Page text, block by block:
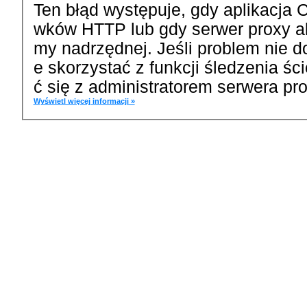
Ten błąd występuje, gdy aplikacja
wków HTTP lub gdy serwer proxy
my nadrzędnej. Jeśli problem nie
e skorzystać z funkcji śledzenia
ć się z administratorem serwera
Wyświetl więcej informacji »